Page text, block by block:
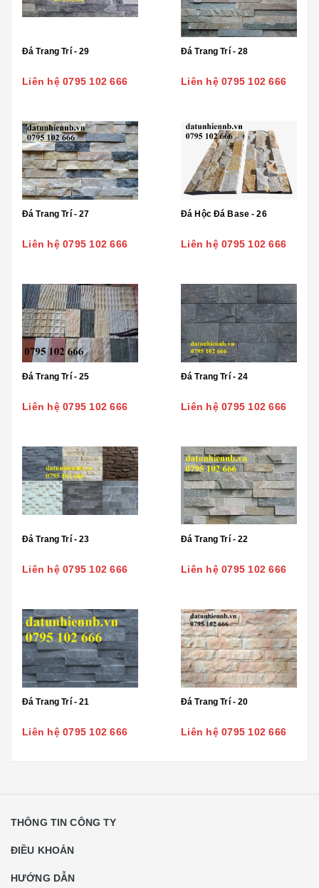
Đá Trang Trí - 29
Liên hệ 0795 102 666
Đá Trang Trí - 28
Liên hệ 0795 102 666
Đá Trang Trí - 27
Liên hệ 0795 102 666
Đá Hộc Đá Base - 26
Liên hệ 0795 102 666
Đá Trang Trí - 25
Liên hệ 0795 102 666
Đá Trang Trí - 24
Liên hệ 0795 102 666
Đá Trang Trí - 23
Liên hệ 0795 102 666
Đá Trang Trí - 22
Liên hệ 0795 102 666
Đá Trang Trí - 21
Liên hệ 0795 102 666
Đá Trang Trí - 20
Liên hệ 0795 102 666
THÔNG TIN CÔNG TY
ĐIỀU KHOẢN
HƯỚNG DẪN